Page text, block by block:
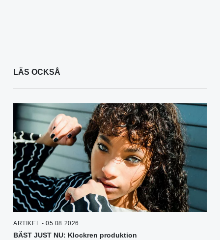
LÄS OCKSÅ
ARTIKEL - 05.08.2026
BÄST JUST NU: Klockren produktion